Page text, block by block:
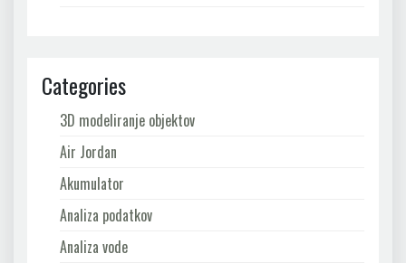
Categories
3D modeliranje objektov
Air Jordan
Akumulator
Analiza podatkov
Analiza vode